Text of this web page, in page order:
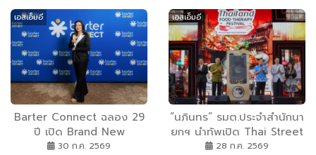
เอสเอ็มอี
Barter Connect ฉลอง 29
ปี เปิด Brand New
Concept ”Together We
30 ก.ค. 2569
เอสเอ็มอี
“นภินทร” รมต.ประจำสำนักนา
ยกฯ นำทัพเปิด Thai Street
Gold Star Roadshow 3
28 ก.ค. 2569